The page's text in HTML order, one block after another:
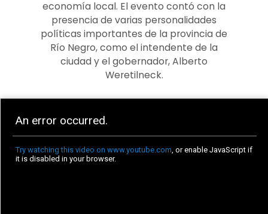
economía local. El evento contó con la
presencia de varias personalidades
políticas importantes de la provincia de
Río Negro, como el intendente de la
ciudad y el gobernador, Alberto
Weretilneck.